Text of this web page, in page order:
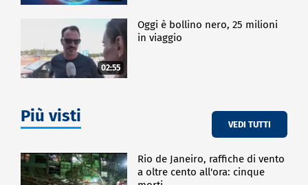
02:55
Oggi è bollino nero, 25 milioni
in viaggio
Più visti VEDI TUTTI
Rio de Janeiro, raffiche di vento
a oltre cento all'ora: cinque